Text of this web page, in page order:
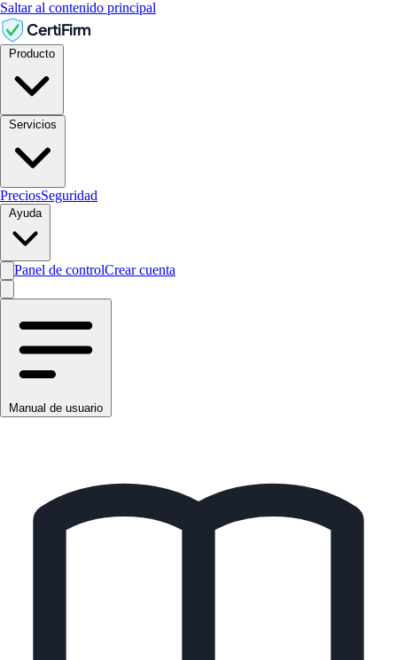
Saltar al contenido principal
CertiFirm
PreciosSeguridad
Ayuda
Panel de controlCrear cuenta
Manual de usuario